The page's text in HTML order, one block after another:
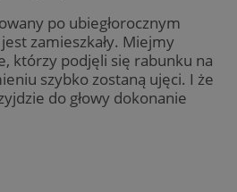
po ubiegłorocznym
zamieszkały. Miejmy
którzy podjęli się rabunku na
szybko zostaną ujęci. I że
do głowy dokonanie